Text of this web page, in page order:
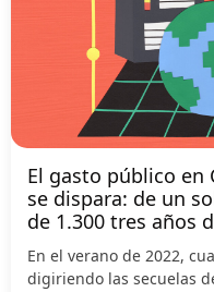
El gasto público en
se dispara: de un
de 1.300 tres años
En el verano de 2022,
digiriendo las secuelas